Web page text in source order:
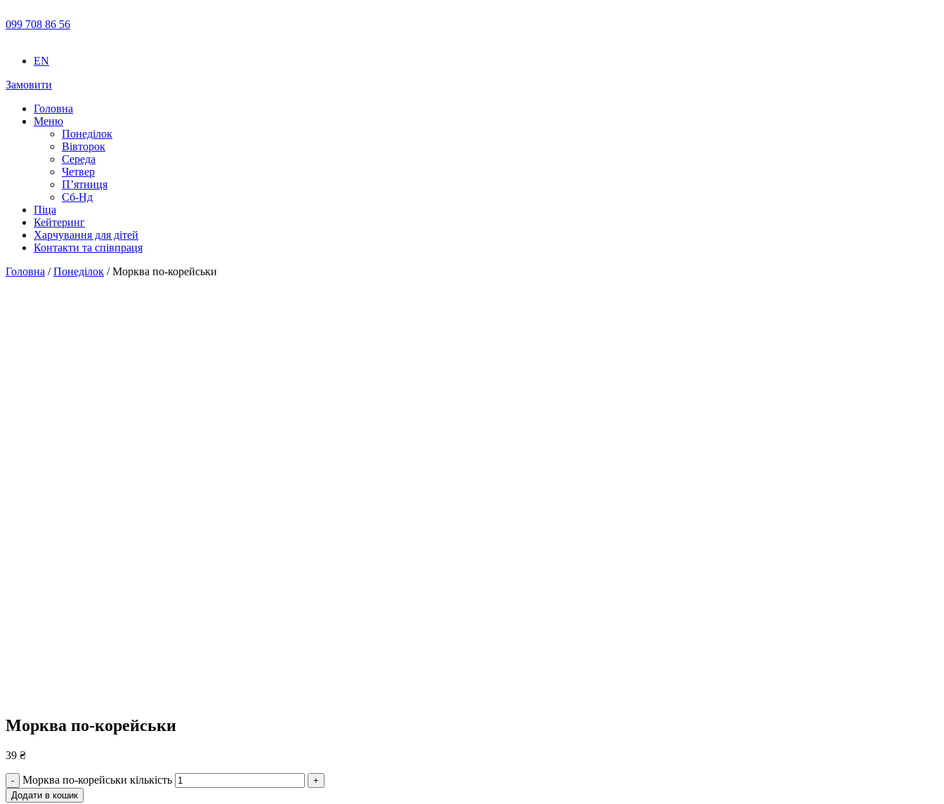
099 708 86 56
EN
Замовити
Головна
Меню
Понеділок
Вівторок
Середа
Четвер
П’ятниця
Сб-Нд
Піца
Кейтеринг
Харчування для дітей
Контакти та співпраця
Головна /Понеділок / Морква по-корейськи
Морква по-корейськи
39 ₴
- Морква по-корейськи кількість
+
Додати в кошик